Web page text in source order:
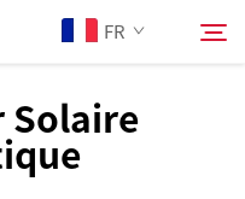
FR
Solaire